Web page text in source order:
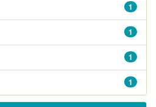
1
1
1
1